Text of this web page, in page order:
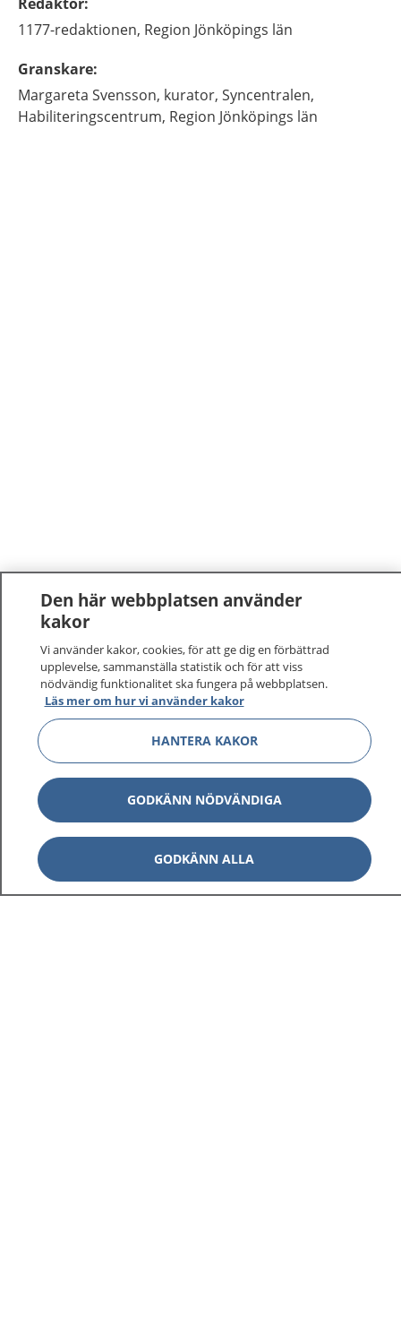
1177-redaktionen, Region Jönköpings län
Granskare:
Margareta Svensson, kurator, Syncentralen,
Habiliteringscentrum, Region Jönköpings län
1177 tryggt om din hälsa och vård
På 1177.se får du råd om hälsa och information om
sjukdomar och vilka mottagningar du kan kontakta.
Logga in för att läsa din journal och göra dina
vårdärenden. Ring telefonnummer 1177 för
sjukvårdsrådgivning dygnet runt.
1177 ger dig råd när du vill må bättre.
Den här webbplatsen använder
kakor
Vi använder kakor, cookies, för att ge dig en förbättrad
upplevelse, sammanställa statistik och för att viss
nödvändig funktionalitet ska fungera på webbplatsen.
Läs mer om hur vi använder kakor
HANTERA KAKOR
GODKÄNN NÖDVÄNDIGA
GODKÄNN ALLA